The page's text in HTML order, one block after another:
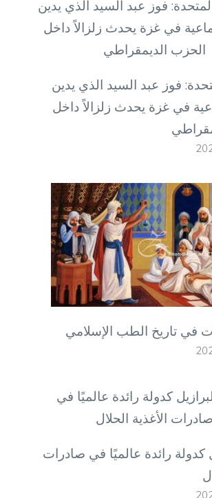
فوز عبد السيد الذي يدين
في غزة يحدث زلزالاً داخل
في تاريخ الطب الإسلامي
كدولة رائدة عالميًا في صادرات